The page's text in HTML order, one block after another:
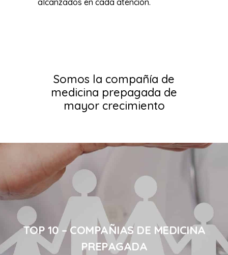
alcanzados en cada atención.
Somos la compañía de
medicina prepagada de
mayor crecimiento
TOP 10 – COMPAÑIAS DE MEDICINA
PREPAGADA